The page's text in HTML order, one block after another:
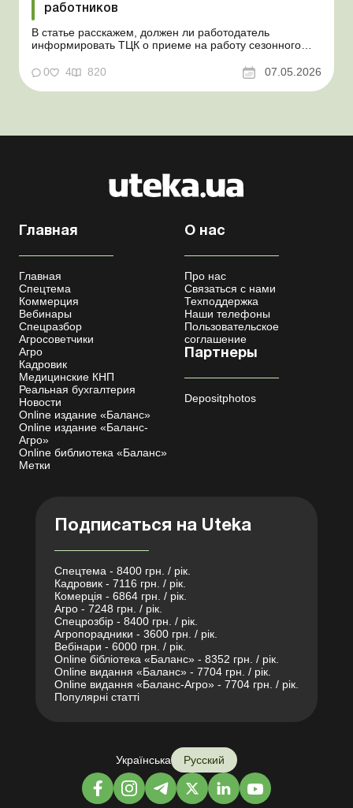
работников
В статье расскажем, должен ли работодатель
информировать ТЦК о приеме на работу сезонного
агропредприятия принимают работников на сезонные
работы. Из-за значительных штрафных санкций за
нарушение порядка ведения воинского учета у
0 4 820 07.05.2026
Главная
Главная
Спецтема
Коммерция
Вебинары
Спецразбор
Агросоветчики
Агро
Кадровик
Медицинские КНП
Реальная бухгалтерия
Новости
Online издание «Баланс»
Online издание «Баланс-
Агро»
Online библиотека «Баланс»
Метки
О нас
Про нас
Связаться с нами
Техподдержка
Наши телефоны
Пользовательское
соглашение
Партнеры
Depositphotos
Подписаться на Uteka
Спецтема - 8400 грн. / рік.
Кадровик - 7116 грн. / рік.
Комерція - 6864 грн. / рік.
Агро - 7248 грн. / рік.
Спецрозбір - 8400 грн. / рік.
Агропорадники - 3600 грн. / рік.
Вебінари - 6000 грн. / рік.
Online бібліотека «Баланс» - 8352 грн. / рік.
Online видання «Баланс» - 7704 грн. / рік.
Online видання «Баланс-Агро» - 7704 грн. / рік.
Популярні статті
Українська Русский